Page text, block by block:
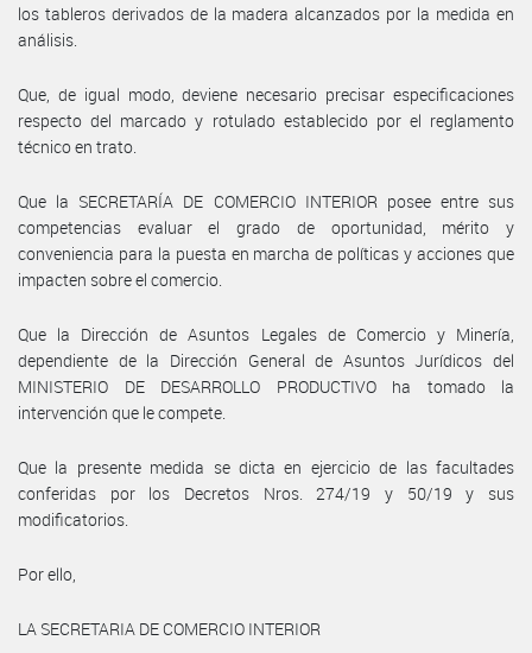
los tableros derivados de la madera alcanzados por la medida en
análisis.
Que, de igual modo, deviene necesario precisar especificaciones
respecto del marcado y rotulado establecido por el reglamento
técnico en trato.
Que la SECRETARÍA DE COMERCIO INTERIOR posee entre sus
competencias evaluar el grado de oportunidad, mérito y
conveniencia para la puesta en marcha de políticas y acciones que
impacten sobre el comercio.
Que la Dirección de Asuntos Legales de Comercio y Minería,
dependiente de la Dirección General de Asuntos Jurídicos del
MINISTERIO DE DESARROLLO PRODUCTIVO ha tomado la
intervención que le compete.
Que la presente medida se dicta en ejercicio de las facultades
conferidas por los Decretos Nros. 274/19 y 50/19 y sus
modificatorios.
Por ello,
LA SECRETARIA DE COMERCIO INTERIOR